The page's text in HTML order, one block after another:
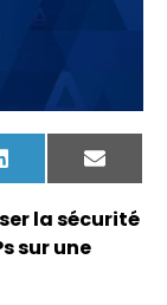
LinkedIn
Email
la sécurité
sur une